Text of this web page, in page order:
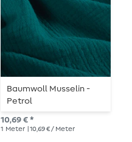
Baumwoll Musselin -
Petrol
10,69 € *
1 Meter | 10,69 € / Meter